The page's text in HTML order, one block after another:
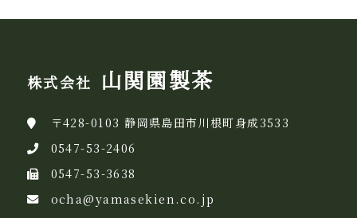
株式会社 山関園製茶
〒428-0103 静岡県島田市川根町身成3533
0547-53-2406
0547-53-3638
ocha@yamasekien.co.jp